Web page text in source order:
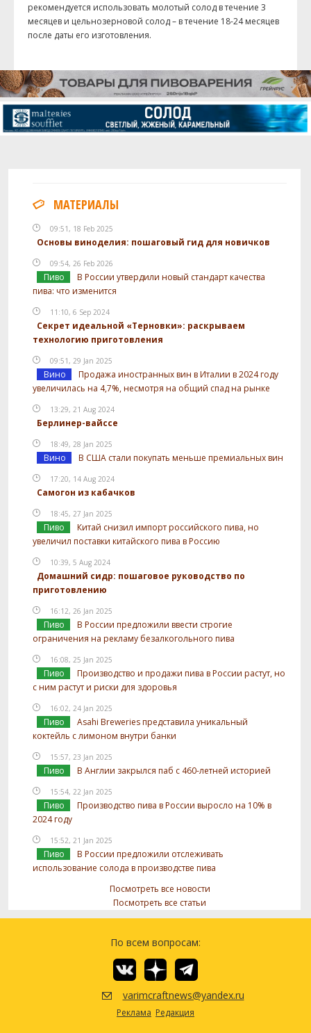
рекомендуется использовать молотый солод в течение 3
месяцев и цельнозерновой солод – в течение 18-24 месяцев
после даты его изготовления.
МАТЕРИАЛЫ
09:51, 18 Feb 2025
Основы виноделия: пошаговый гид для новичков
09:54, 26 Feb 2026
Пиво
В России утвердили новый стандарт качества
пива: что изменится
11:10, 6 Sep 2024
Секрет идеальной «Терновки»: раскрываем
технологию приготовления
09:51, 29 Jan 2025
Вино
Продажа иностранных вин в Италии в 2024 году
увеличилась на 4,7%, несмотря на общий спад на рынке
13:29, 21 Aug 2024
Берлинер-вайссе
18:49, 28 Jan 2025
Вино В США стали покупать меньше премиальных вин
17:20, 14 Aug 2024
Самогон из кабачков
18:45, 27 Jan 2025
Пиво
Китай снизил импорт российского пива, но
увеличил поставки китайского пива в Россию
10:39, 5 Aug 2024
Домашний сидр: пошаговое руководство по
приготовлению
16:12, 26 Jan 2025
Пиво
В России предложили ввести строгие
ограничения на рекламу безалкогольного пива
16:08, 25 Jan 2025
Пиво
Производство и продажи пива в России растут, но
с ним растут и риски для здоровья
16:02, 24 Jan 2025
Пиво
Asahi Breweries представила уникальный
коктейль с лимоном внутри банки
15:57, 23 Jan 2025
Пиво В Англии закрылся паб с 460-летней историей
15:54, 22 Jan 2025
Пиво
Производство пива в России выросло на 10% в
2024 году
15:52, 21 Jan 2025
Пиво
В России предложили отслеживать
использование солода в производстве пива
Посмотреть все новости
Посмотреть все статьи
По всем вопросам:
varimcraftnews@yandex.ru
Реклама Редакция